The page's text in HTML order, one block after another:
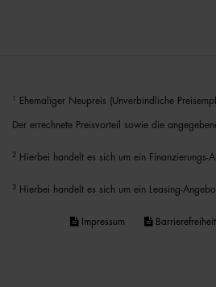
Ehemaliger Neupreis (Unverbindliche
Der errechnete Preisvorteil sowie die
2 Hierbei handelt es sich um ein Finanzierungs-
3 Hierbei handelt es sich um ein Leasing-
Impressum Barrierefreiheit